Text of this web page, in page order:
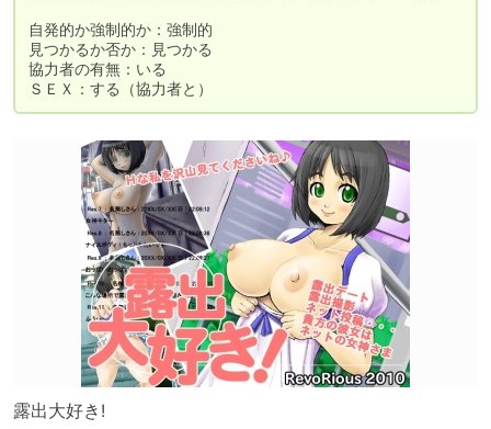
自発的か強制的か：強制的
見つかるか否か：見つかる
協力者の有無：いる
ＳＥＸ：する（協力者と）
露出大好き!